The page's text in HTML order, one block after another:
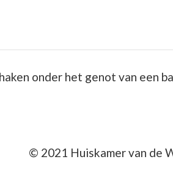
onder het genot van een
© 2021 Huiskamer van de